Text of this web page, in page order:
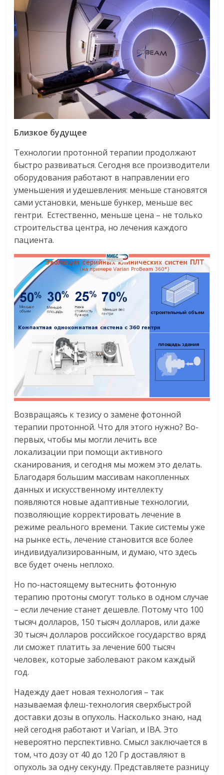
Близкое будущее
Технологии протонной терапии продолжают
быстро развиваться. Сегодня все производители
оборудования работают в направлении его
уменьшения и удешевления: меньше становятся
сами установки, меньше бункер, меньше вес
гентри. Естественно, меньше цена – не только
строительства центра, но лечения каждого
пациента.
Возвращаясь к тезису о замене фотонной
терапии протонной. Что для этого нужно? Во-
первых, чтобы мы могли лечить все
локализации при помощи активного
сканирования, и сегодня мы можем это делать.
Благодаря большим массивам накопленных
данных и искусственному интеллекту
появляются новые адаптивные технологии,
позволяющие корректировать лечение в
режиме реального времени. Такие системы уже
на рынке есть, лечение становится все более
индивидуализированным, и думаю, что здесь
все будет очень неплохо.
Но по-настоящему вытеснить фотонную
терапию протоны смогут только в одном случае
– если лечение станет дешевле. Потому что 100
тысяч долларов, 150 тысяч долларов, или даже
30 тысяч долларов российское государство вряд
ли сможет платить за лечение 600 тысяч
человек, которые заболевают раком каждый
год.
Надежду дает новая технология – так
называемая флеш-технология сверхбыстрой
доставки дозы в опухоль. Насколько знаю, над
ней сегодня работают и Varian, и IBA. Это
невероятно перспективно. Смысл заключается в
том, что дозу от 40 до 120 Гр доставляют в
опухоль за одну секунду. Представляете разницу